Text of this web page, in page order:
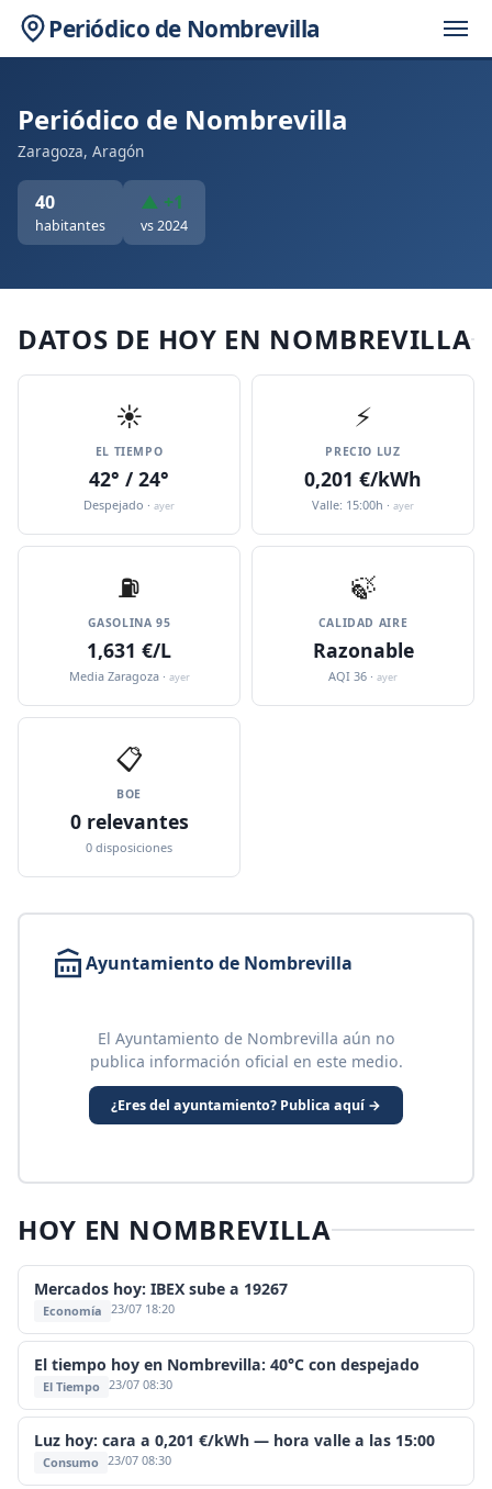
Periódico de Nombrevilla
Periódico de Nombrevilla
Zaragoza, Aragón
40
habitantes
▲ +1
vs 2024
DATOS DE HOY EN NOMBREVILLA
☀️
EL TIEMPO
42° / 24°
Despejado · ayer
⚡
PRECIO LUZ
0,201 €/kWh
Valle: 15:00h · ayer
⛽️
GASOLINA 95
1,631 €/L
Media Zaragoza · ayer
🍃
CALIDAD AIRE
Razonable
AQI 36 · ayer
📋
BOE
0 relevantes
0 disposiciones
Ayuntamiento de Nombrevilla
El Ayuntamiento de Nombrevilla aún no
publica información oficial en este medio.
¿Eres del ayuntamiento? Publica aquí →
HOY EN NOMBREVILLA
Mercados hoy: IBEX sube a 19267
Economía 23/07 18:20
El tiempo hoy en Nombrevilla: 40°C con despejado
El Tiempo 23/07 08:30
Luz hoy: cara a 0,201 €/kWh — hora valle a las 15:00
Consumo 23/07 08:30